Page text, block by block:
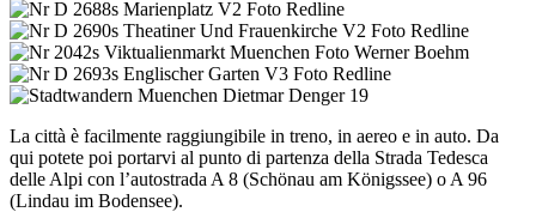
La città è facilmente raggiungibile in treno, in aereo e in auto. Da
qui potete poi portarvi al punto di partenza della Strada Tedesca
delle Alpi con l’autostrada A 8 (Schönau am Königssee) o A 96
(Lindau im Bodensee).